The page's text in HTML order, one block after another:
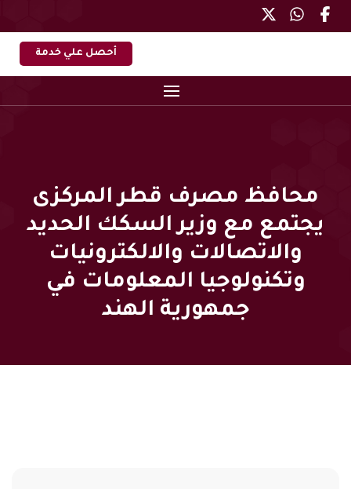
أحصل علي خدمة
محافظ مصرف قطر المركزى
يجتمع مع وزير السكك الحديد
والاتصالات والالكترونيات
وتكنولوجيا المعلومات في
جمهورية الهند